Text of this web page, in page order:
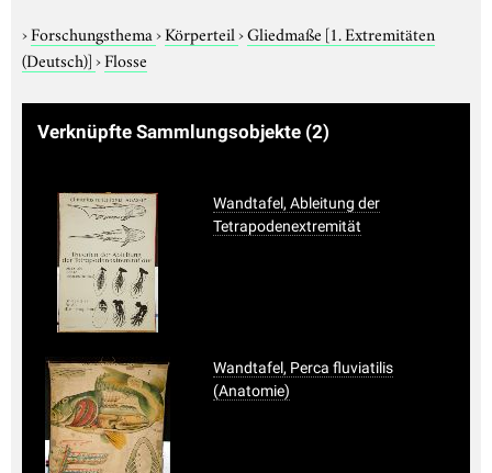
›Forschungsthema›Körperteil›Gliedmaße [1. Extremitäten
(Deutsch)]›Flosse
Verknüpfte Sammlungsobjekte (2)
Wandtafel, Ableitung der
Tetrapodenextremität
Wandtafel, Perca fluviatilis
(Anatomie)